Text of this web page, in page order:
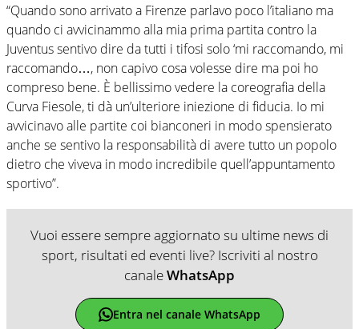
“Quando sono arrivato a Firenze parlavo poco l’italiano ma
quando ci avvicinammo alla mia prima partita contro la
Juventus sentivo dire da tutti i tifosi solo ‘mi raccomando, mi
raccomando…, non capivo cosa volesse dire ma poi ho
compreso bene. È bellissimo vedere la coreografia della
Curva Fiesole, ti dà un’ulteriore iniezione di fiducia. Io mi
avvicinavo alle partite coi bianconeri in modo spensierato
anche se sentivo la responsabilità di avere tutto un popolo
dietro che viveva in modo incredibile quell’appuntamento
sportivo”.
Vuoi essere sempre aggiornato su ultime news di
sport, risultati ed eventi live? Iscriviti al nostro
canaleWhatsApp
Entra nel canale WhatsApp